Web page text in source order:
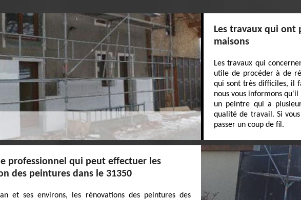
Les travaux qui ont
maisons
Les travaux qui
utile de procéder à de
qui sont très difficiles, il
nous vous informons
un peintre qui a
qualité de travail. Si
passer un coup de fil.
professionnel qui peut effectuer les
des peintures dans le 31350
et ses environs, les rénovations des peintures des